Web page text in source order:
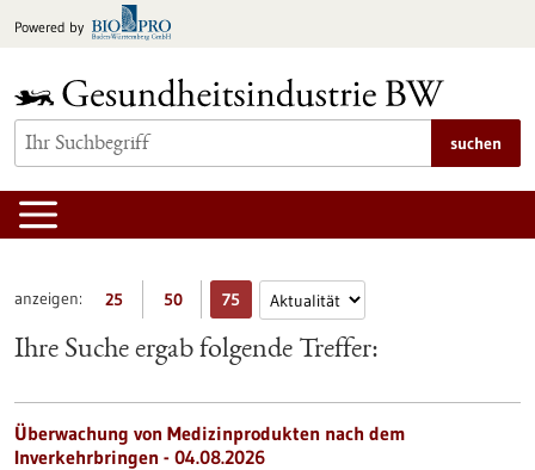
Inhalt
Powered by
suchen
anzeigen: 25 50 75
Ihre Suche ergab folgende Treffer:
Überwachung von Medizinprodukten nach dem
Inverkehrbringen - 04.08.2026